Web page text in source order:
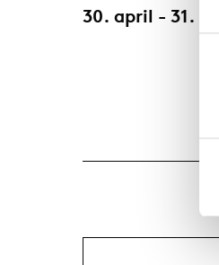
30. april - 31.